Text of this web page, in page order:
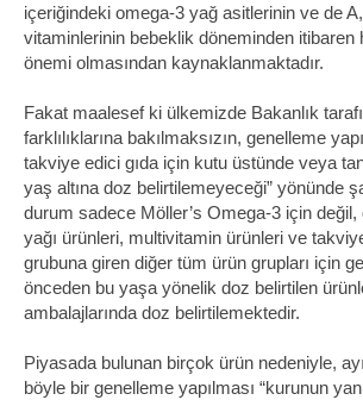
içeriğindeki omega-3 yağ asitlerinin ve de
vitaminlerinin bebeklik döneminden itibaren
önemi olmasından kaynaklanmaktadır.
Fakat maalesef ki ülkemizde Bakanlık
farklılıklarına bakılmaksızın, genelleme
takviye edici gıda için kutu üstünde veya
yaş altına doz belirtilemeyeceği” yönünde
durum sadece Möller’s Omega-3 için değil,
yağı ürünleri, multivitamin ürünleri ve
grubuna giren diğer tüm ürün grupları için
önceden bu yaşa yönelik doz belirtilen
ambalajlarında doz belirtilemektedir.
Piyasada bulunan birçok ürün nedeniyle,
böyle bir genelleme yapılması “kurunun